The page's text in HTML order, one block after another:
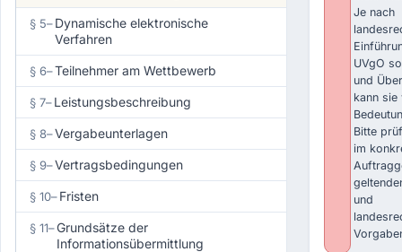
§ 5–Dynamische elektronische
Verfahren
§ 6–Teilnehmer am Wettbewerb
§ 7–Leistungsbeschreibung
§ 8–Vergabeunterlagen
§ 9–Vertragsbedingungen
§ 10–Fristen
§ 11–Grundsätze der
Informationsübermittlung
Je nach
UVgO
und
kann sie
Bitte
im
und